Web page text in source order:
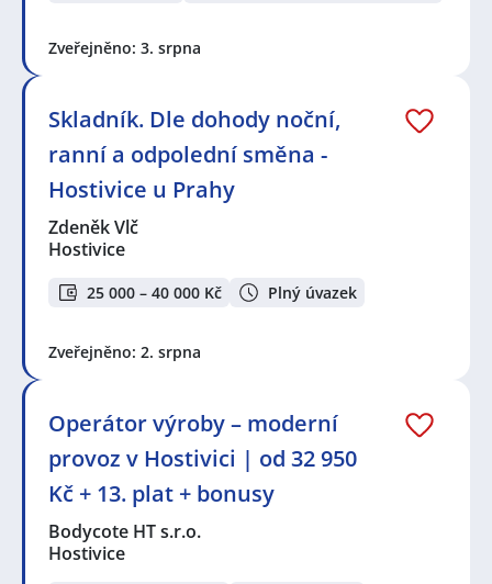
Zveřejněno: 3. srpna
Skladník. Dle dohody noční,
ranní a odpolední směna -
Hostivice u Prahy
Zdeněk Vlč
Hostivice
25 000 – 40 000 Kč Plný úvazek
Zveřejněno: 2. srpna
Operátor výroby – moderní
provoz v Hostivici | od 32 950
Kč + 13. plat + bonusy
Bodycote HT s.r.o.
Hostivice